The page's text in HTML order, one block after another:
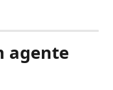
agente